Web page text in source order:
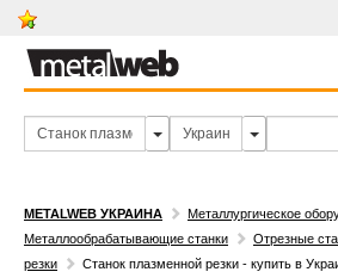
METALWEB УКРАИНА
Металлургическое
Металлообрабатывающие станки
Отрезные
резки
Станок плазменной резки - купить в